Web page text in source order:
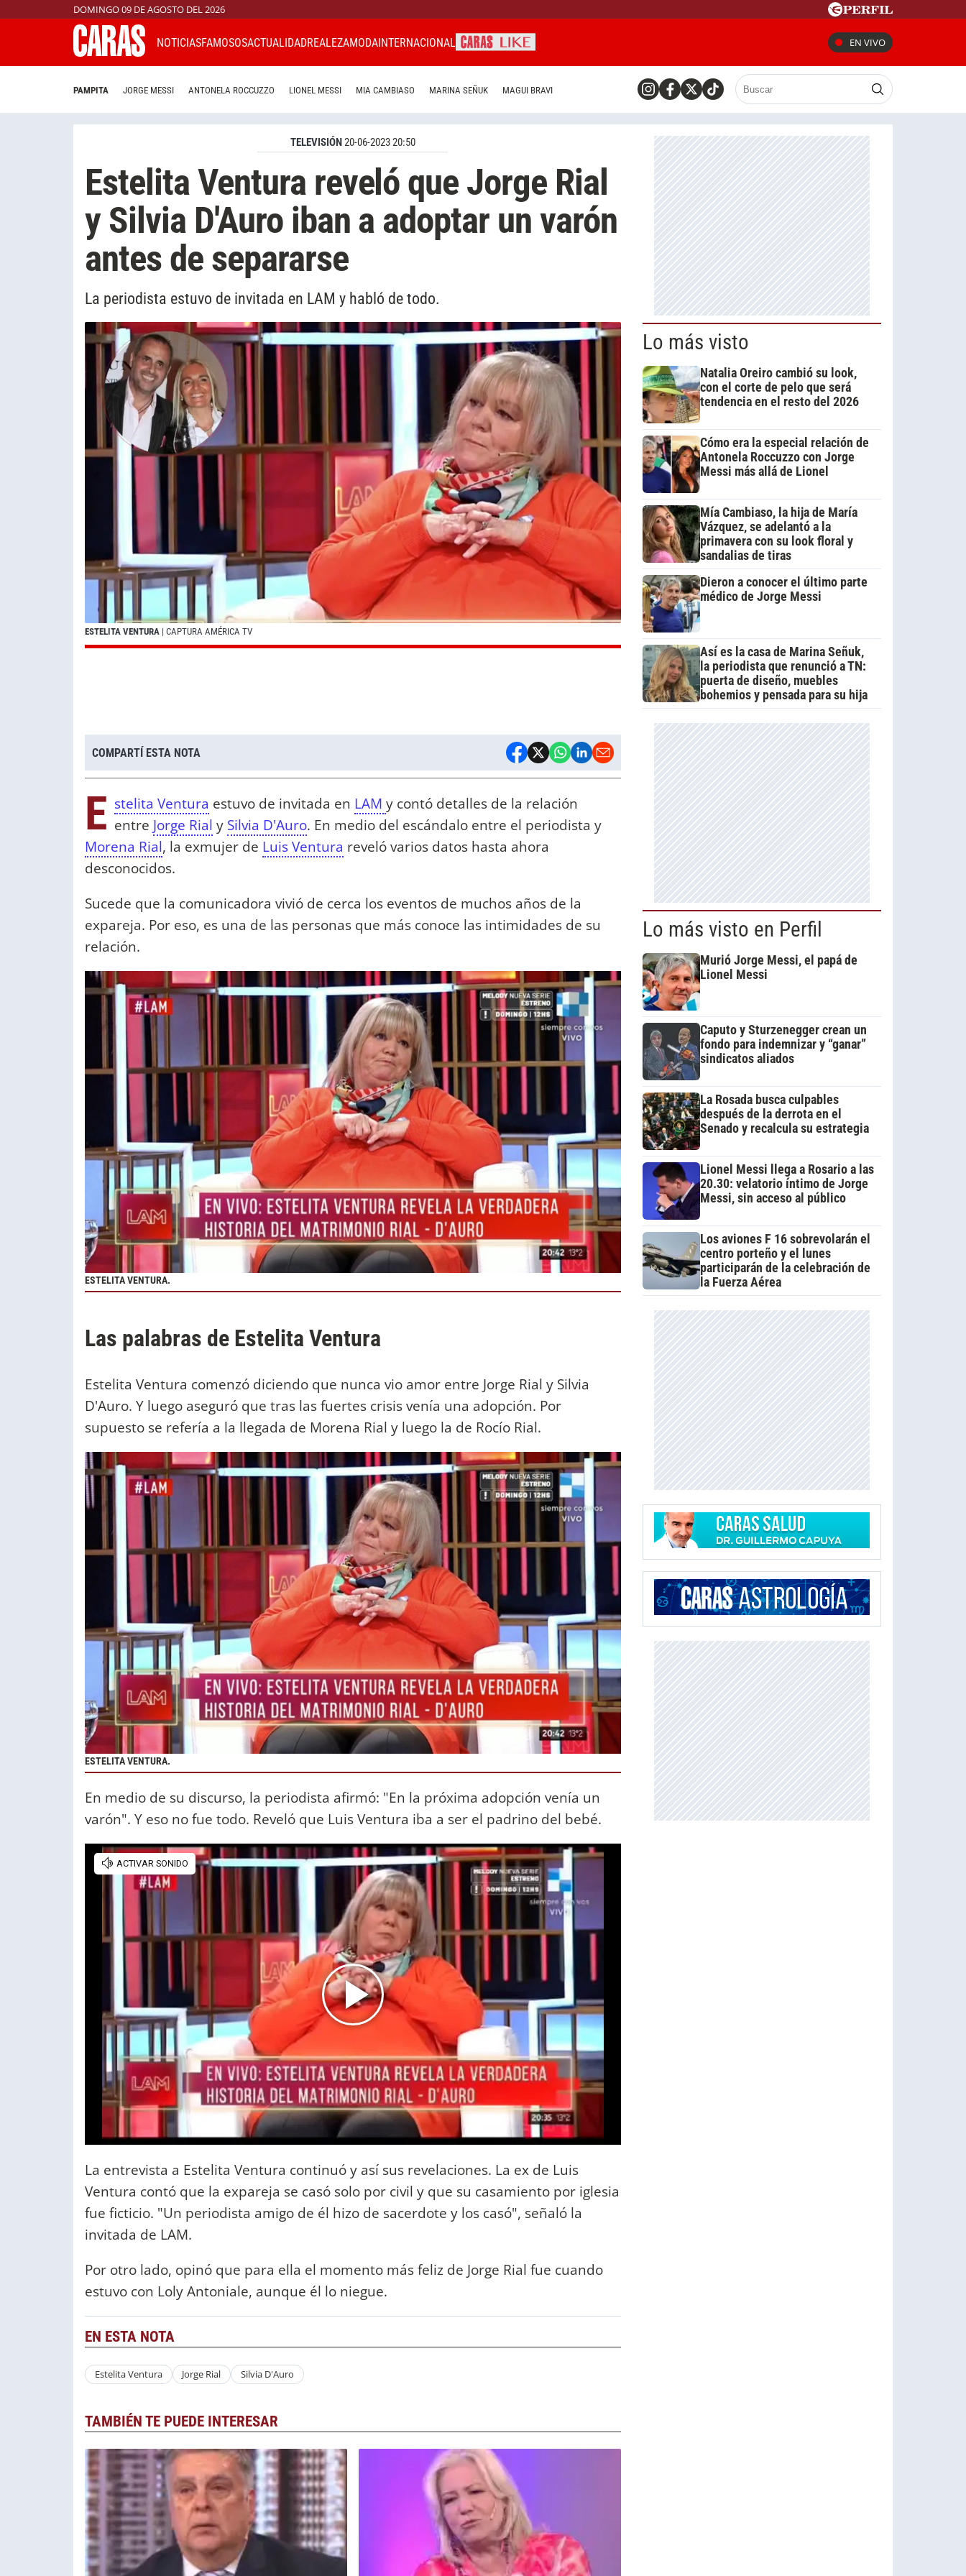
DOMINGO 09 DE AGOSTO DEL 2026
NOTICIASFAMOSOSACTUALIDADREALEZAMODAINTERNACIONAL EN VIVO
PAMPITA JORGE MESSI ANTONELA ROCCUZZO LIONEL MESSI MIA CAMBIASO MARINA SEÑUK MAGUI BRAVI
TELEVISIÓN20-06-2023 20:50
Estelita Ventura reveló que Jorge Rial
y Silvia D'Auro iban a adoptar un varón
antes de separarse
La periodista estuvo de invitada en LAM y habló de todo.
ESTELITA VENTURA | CAPTURA AMÉRICA TV
COMPARTÍ ESTA NOTA
E stelita Ventura estuvo de invitada en LAM y contó detalles de la relación
entre Jorge Rial y Silvia D'Auro. En medio del escándalo entre el periodista y
Morena Rial, la exmujer de Luis Ventura reveló varios datos hasta ahora
desconocidos.
Sucede que la comunicadora vivió de cerca los eventos de muchos años de la
expareja. Por eso, es una de las personas que más conoce las intimidades de su
relación.
ESTELITA VENTURA.
Las palabras de Estelita Ventura
Estelita Ventura comenzó diciendo que nunca vio amor entre Jorge Rial y Silvia
D'Auro. Y luego aseguró que tras las fuertes crisis venía una adopción. Por
supuesto se refería a la llegada de Morena Rial y luego la de Rocío Rial.
ESTELITA VENTURA.
En medio de su discurso, la periodista afirmó: "En la próxima adopción venía un
varón". Y eso no fue todo. Reveló que Luis Ventura iba a ser el padrino del bebé.
La entrevista a Estelita Ventura continuó y así sus revelaciones. La ex de Luis
Ventura contó que la expareja se casó solo por civil y que su casamiento por iglesia
fue ficticio. "Un periodista amigo de él hizo de sacerdote y los casó", señaló la
invitada de LAM.
Por otro lado, opinó que para ella el momento más feliz de Jorge Rial fue cuando
estuvo con Loly Antoniale, aunque él lo niegue.
EN ESTA NOTA
Estelita Ventura Jorge Rial Silvia D'Auro
TAMBIÉN TE PUEDE INTERESAR
Lo más visto
Natalia Oreiro cambió su look,
con el corte de pelo que será
tendencia en el resto del 2026
Cómo era la especial relación de
Antonela Roccuzzo con Jorge
Messi más allá de Lionel
Mía Cambiaso, la hija de María
Vázquez, se adelantó a la
primavera con su look floral y
sandalias de tiras
Dieron a conocer el último parte
médico de Jorge Messi
Así es la casa de Marina Señuk,
la periodista que renunció a TN:
puerta de diseño, muebles
bohemios y pensada para su hija
Lo más visto en Perfil
Murió Jorge Messi, el papá de
Lionel Messi
Caputo y Sturzenegger crean un
fondo para indemnizar y “ganar”
sindicatos aliados
La Rosada busca culpables
después de la derrota en el
Senado y recalcula su estrategia
Lionel Messi llega a Rosario a las
20.30: velatorio íntimo de Jorge
Messi, sin acceso al público
Los aviones F 16 sobrevolarán el
centro porteño y el lunes
participarán de la celebración de
la Fuerza Aérea